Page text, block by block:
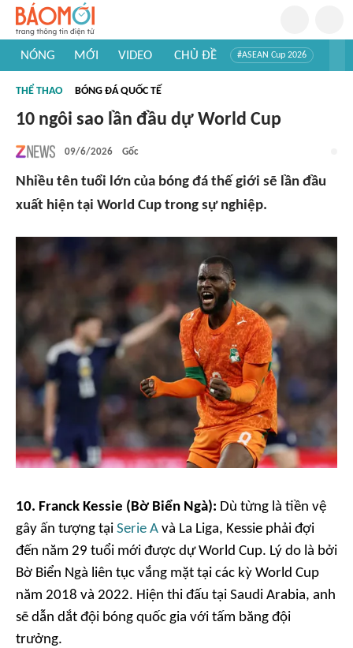
NÓNG MỚI VIDEO CHỦ ĐỀ #ASEAN Cup 2026
#Khám phá thế giới
THỂ THAO BÓNG ĐÁ QUỐC TẾ
10 ngôi sao lần đầu dự World Cup
09/6/2026 Gốc
Nhiều tên tuổi lớn của bóng đá thế giới sẽ lần đầu
xuất hiện tại World Cup trong sự nghiệp.
10. Franck Kessie (Bờ Biển Ngà): Dù từng là tiền vệ
gây ấn tượng tại Serie A và La Liga, Kessie phải đợi
đến năm 29 tuổi mới được dự World Cup. Lý do là bởi
Bờ Biển Ngà liên tục vắng mặt tại các kỳ World Cup
năm 2018 và 2022. Hiện thi đấu tại Saudi Arabia, anh
sẽ dẫn dắt đội bóng quốc gia với tấm băng đội
trưởng.